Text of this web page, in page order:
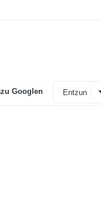
Googlen Entzun